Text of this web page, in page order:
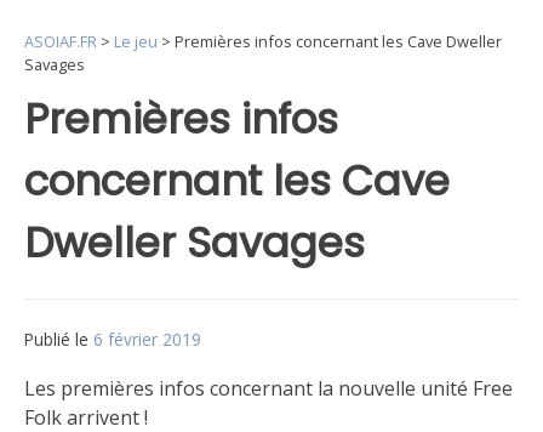
Premières infos
concernant les Cave
Dweller Savages
ASOIAF.FR > Le jeu > Premières infos concernant les Cave Dweller
Savages
Publié le 6 février 2019
Les premières infos concernant la nouvelle unité Free
Folk arrivent !